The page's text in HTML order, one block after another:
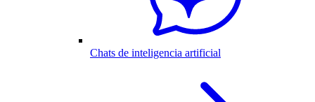
Chats de inteligencia artificial